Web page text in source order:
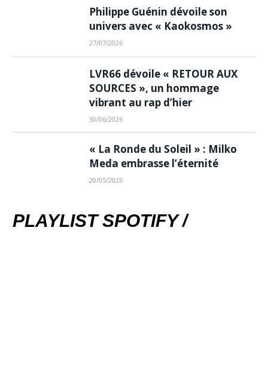
Philippe Guénin dévoile son
univers avec « Kaokosmos »
27/07/2026
LVR66 dévoile « RETOUR AUX
SOURCES », un hommage
vibrant au rap d’hier
30/06/2026
« La Ronde du Soleil » : Milko
Meda embrasse l’éternité
20/05/2026
PLAYLIST SPOTIFY /